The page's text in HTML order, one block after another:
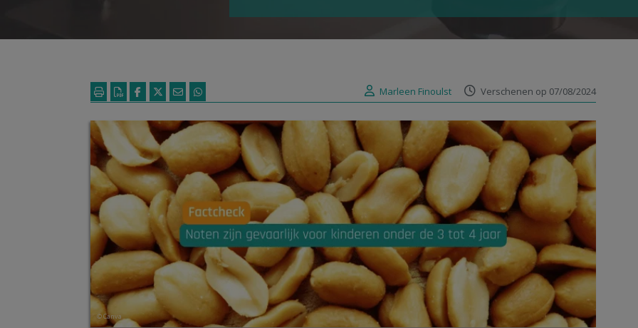
Marleen Finoulst Verschenen op 07/08/2024
© Canva